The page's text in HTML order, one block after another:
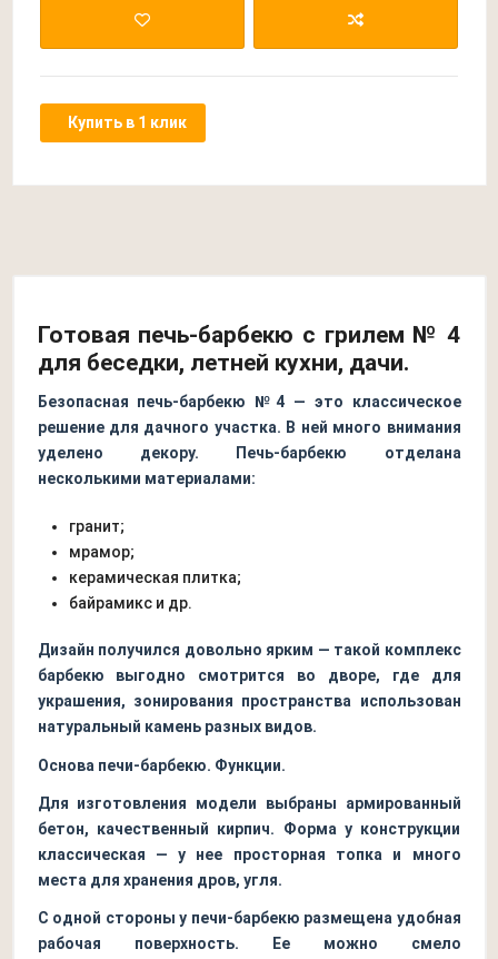
Купить в 1 клик
Готовая печь-барбекю с грилем № 4
для беседки, летней кухни, дачи.
Безопасная печь-барбекю №4 — это классическое
решение для дачного участка. В ней много внимания
уделено декору. Печь-барбекю отделана
несколькими материалами:
гранит;
мрамор;
керамическая плитка;
байрамикс и др.
Дизайн получился довольно ярким — такой комплекс
барбекю выгодно смотрится во дворе, где для
украшения, зонирования пространства использован
натуральный камень разных видов.
Основа печи-барбекю. Функции.
Для изготовления модели выбраны армированный
бетон, качественный кирпич. Форма у конструкции
классическая — у нее просторная топка и много
места для хранения дров, угля.
С одной стороны у печи-барбекю размещена удобная
рабочая поверхность. Ее можно смело